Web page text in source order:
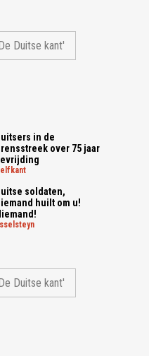
Duitse kant'
in de
over 75 jaar
selfkant
soldaten,
huilt om u!
ysselsteyn
Duitse kant'